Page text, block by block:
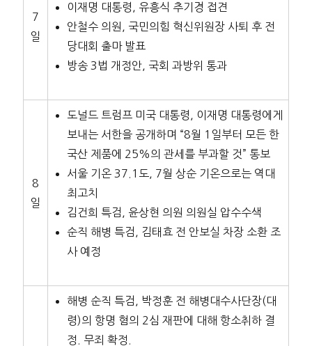
7
일
이재명 대통령, 유흥식 추기경 접견
안철수 의원, 국민의힘 혁신위원장 사퇴 후 전
당대회 출마 발표
방송 3법 개정안, 국회 과방위 통과
8
일
도널드 트럼프 미국 대통령, 이재명 대통령에게
보내는 서한을 공개하며 “8월 1일부터 모든 한
국산 제품에 25%의 관세를 부과할 것” 통보
서울 기온 37.1도, 7월 상순 기온으로는 역대
최고치
김건희 특검, 윤상현 의원 의원실 압수수색
순직 해병 특검, 김태효 전 안보실 차장 소환 조
사 예정
해병 순직 특검, 박정훈 전 해병대수사단장(대
령)의 항명 혐의 2심 재판에 대해 항소취하 결
정. 무죄 확정.